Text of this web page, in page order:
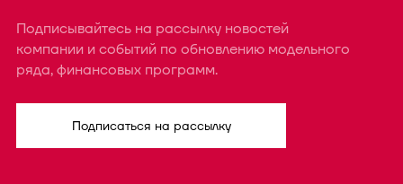
Подписывайтесь на рассылку новостей
компании и событий по обновлению модельного
ряда, финансовых программ.
Подписаться на рассылку